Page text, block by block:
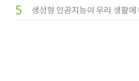
5 생성형 인공지능이 우리 생활